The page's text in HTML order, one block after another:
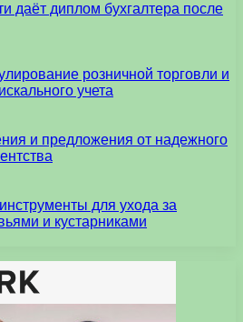
даёт диплом бухгалтера после
розничной торговли и
учета
и предложения от надежного
для ухода за
и кустарниками